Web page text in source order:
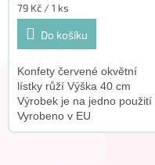
Měrná
cena:
79 Kč / 1 ks
Do košíku
Konfety červené okvětní
lístky růží Výška 40 cm
Výrobek je na jedno použití
Vyrobeno v EU